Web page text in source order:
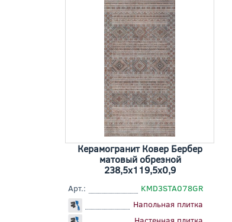
Керамогранит Ковер Бербер
матовый обрезной
238,5x119,5x0,9
Арт.:
KMD3STA078GR
Напольная плитка